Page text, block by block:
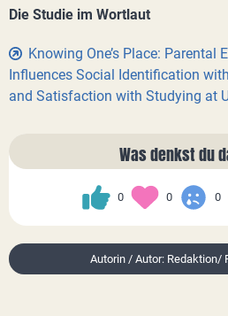
Die Studie im Wortlaut
Knowing One’s Place: Parental
Influences Social Identification
and Satisfaction with Studying at
Was denkst du
0 0 0
Autorin / Autor: Redaktion/